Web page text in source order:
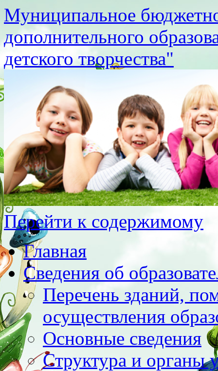
Муниципальное
дополнительного
детского творчества"
Перейти к содержимому
Главная
Сведения об
Перечень зданий,
осуществления
Основные сведения
Структура и органы